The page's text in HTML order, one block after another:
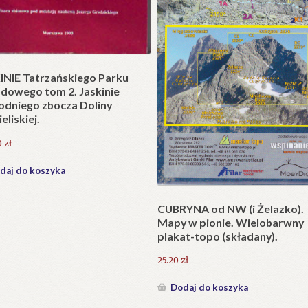
w wersji składanej.
Krzyże litewskie. Kapliczki i
przydrożne jako dzieło sztuki
ludowej i potrzeba ich
231.00zł
Dodaj do koszyka